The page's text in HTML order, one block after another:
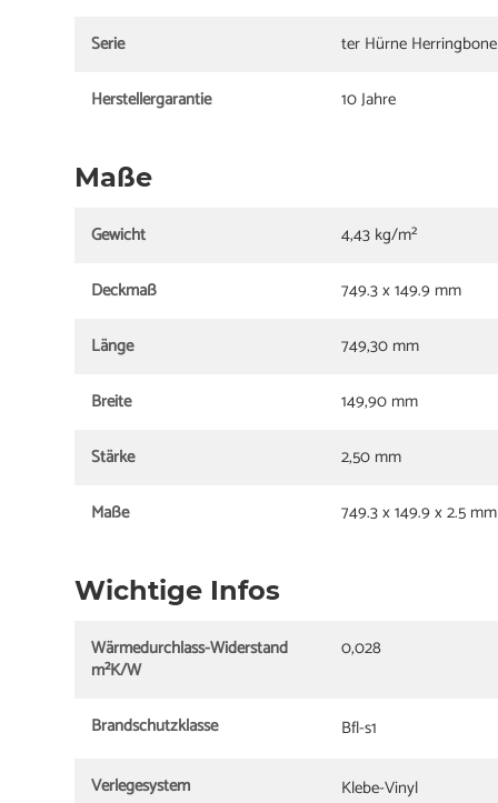
Serie
ter Hürne
Herstellergarantie
10 Jahre
Maße
Gewicht
4,43 kg/m²
Deckmaß
749.3 x 149.9 mm
Länge
749,30 mm
Breite
149,90 mm
Stärke
2,50 mm
Maße
749.3 x 149.9 x 2.5 mm
Wichtige Infos
Wärmedurchlass-Widerstand
m²K/W
0,028
Brandschutzklasse Bfl-s1
Verlegesystem Klebe-Vinyl